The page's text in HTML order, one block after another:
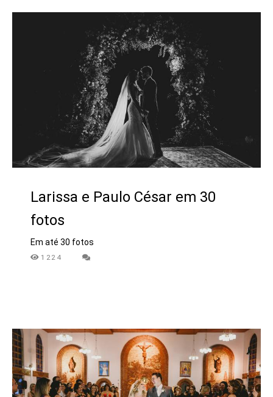
Larissa e Paulo César em 30
fotos
Em até 30 fotos
1224